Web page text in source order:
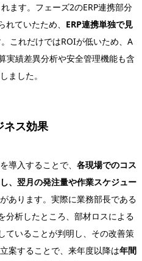
ます。フェーズ2のERP連携部分
ていたため、 ERP連携単独で見
これだけではROIが低いため、A
実績差異分析や安全管理機能も含
ました。
ネス効果
導入することで、 各現場でのコス
、翌月の発注量や作業スケジュー
あります。実際に業務部長である
分析したところ、部材ロスによる
ていることが判明し、その改善策
案することで、来年度以降は年間